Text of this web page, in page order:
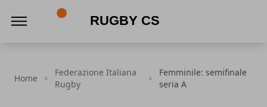
Home
Federazione Italiana
Rugby
Femminile: semifinale
seria A